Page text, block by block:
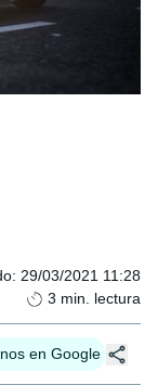
: 29/03/2021 11:28
3 min. lectura
en Google